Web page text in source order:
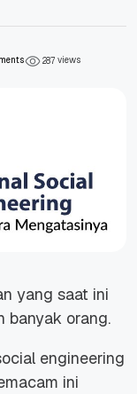
287views
yang saat ini
banyak orang.
engineering
ini